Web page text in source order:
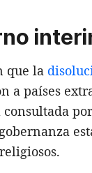
que la
países